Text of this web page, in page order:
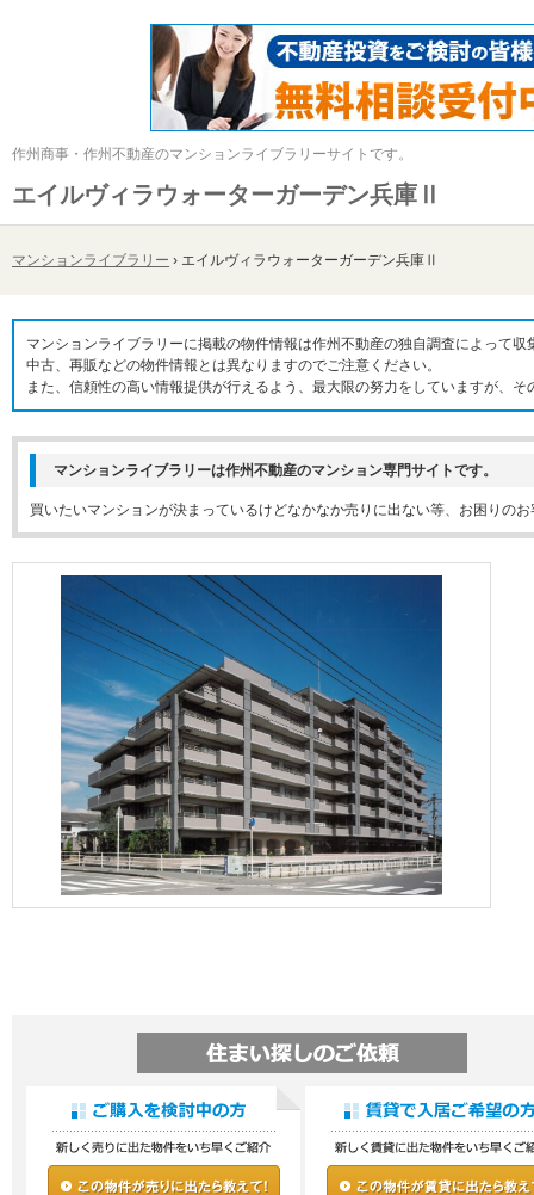
作州商事・作州不動産のマンションライブラリーサイトです。
エイルヴィラウォーターガーデン兵庫Ⅱ
マンションライブラリー › エイルヴィラウォーターガーデン兵庫Ⅱ
マンションライブラリーに掲載の物件情報は作州不動産の独自調査によって
中古、再販などの物件情報とは異なりますのでご注意ください。
また、信頼性の高い情報提供が行えるよう、最大限の努力をしていますが、
マンションライブラリーは作州不動産のマンション専門サイトです。
買いたいマンションが決まっているけどなかなか売りに出ない等、お困りの